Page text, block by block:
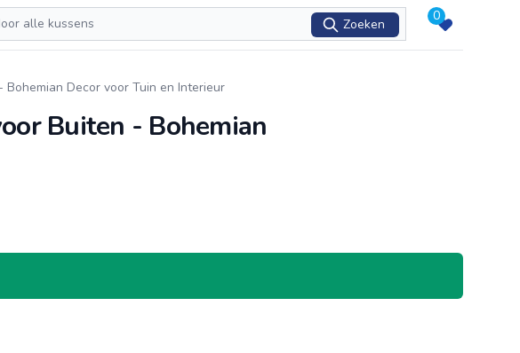
Zoeken
0
Decor voor Tuin en Interieur
Buiten - Bohemian